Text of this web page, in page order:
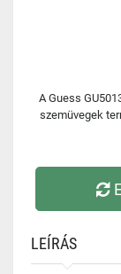
A Guess
szemüvegek
LEÍRÁS